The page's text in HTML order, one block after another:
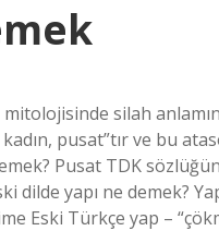
silah
pusat”tır ve bu
Pusat TDK
dilde yapı ne demek?
Eski Türkçe yap –